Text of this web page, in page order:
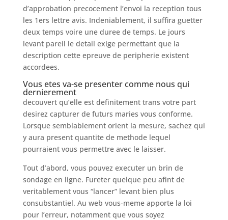
d’approbation precocement l’envoi la reception tous
les 1ers lettre avis. Indeniablement, il suffira guetter
deux temps voire une duree de temps. Le jours
levant pareil le detail exige permettant que la
description cette epreuve de peripherie existent
accordees.
Vous etes va-se presenter comme nous qui
dernierement
decouvert qu’elle est definitement trans votre part
desirez capturer de futurs maries vous conforme.
Lorsque semblablement orient la mesure, sachez qui
y aura present quantite de methode lequel
pourraient vous permettre avec le laisser.
Tout d’abord, vous pouvez executer un brin de
sondage en ligne. Fureter quelque peu afint de
veritablement vous “lancer” levant bien plus
consubstantiel. Au web vous-meme apporte la loi
pour l’erreur, notamment que vous soyez